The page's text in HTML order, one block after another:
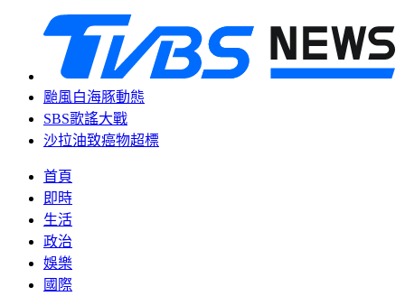
颱風白海豚動態
SBS歌謠大戰
沙拉油致癌物超標
首頁
即時
生活
政治
娛樂
國際